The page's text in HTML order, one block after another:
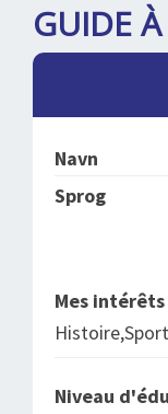
DEJLIGE
OM OS
LOG IND
GUIDE
Navn
Sprog
Mes
Niveau